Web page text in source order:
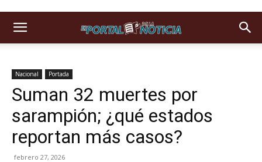
Nacional Portada
Suman 32 muertes por
sarampión; ¿qué estados
reportan más casos?
febrero 27, 2026